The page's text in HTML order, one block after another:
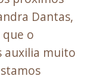
Dantas,
que o
auxilia muito